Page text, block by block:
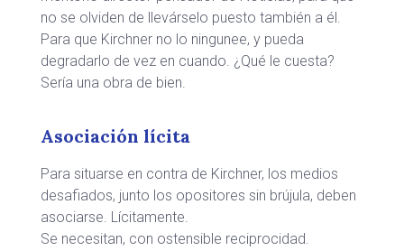
no se olviden de llevárselo puesto también a él.
Para que Kirchner no lo ningunee, y pueda
degradarlo de vez en cuando. ¿Qué le cuesta?
Sería una obra de bien.
Asociación lícita
Para situarse en contra de Kirchner, los medios
desafiados, junto los opositores sin brújula, deben
asociarse. Lícitamente.
Se necesitan, con ostensible reciprocidad.